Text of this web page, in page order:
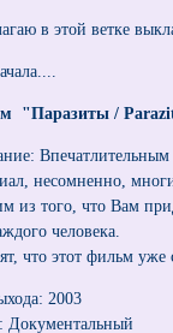
в этой ветке
"Паразиты /
Впечатлительным
несомненно,
из того, что Вам
человека.
что этот фильм уже
2003
Документальный